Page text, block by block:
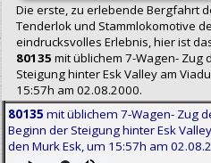
Die erste, zu erlebende Bergfahrt
Tenderlok und Stammlokomotive
eindrucksvolles Erlebnis, hier ist
80135 mit üblichem 7-Wagen- Zug
Steigung hinter Esk Valley am
15:57h am 02.08.2000.
80135 mit üblichem 7-Wagen- Zug
Beginn der Steigung hinter Esk
den Murk Esk, um 15:57h am